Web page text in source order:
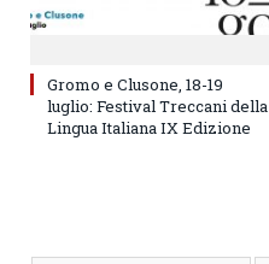
Gromo e Clusone, 18-19
luglio: Festival Treccani della
Lingua Italiana IX Edizione